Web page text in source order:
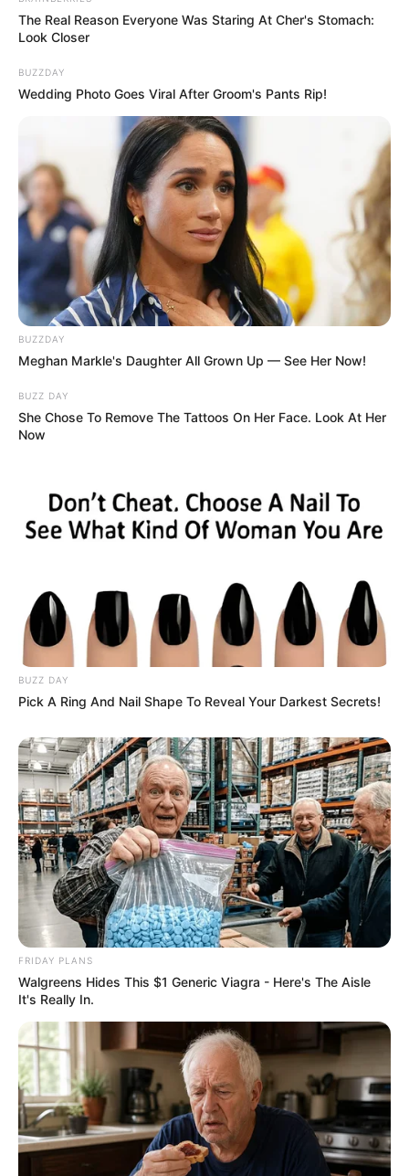
The Real Reason Everyone Was Staring At Cher's Stomach:
Look Closer
BUZZDAY
Wedding Photo Goes Viral After Groom's Pants Rip!
BUZZDAY
Meghan Markle's Daughter All Grown Up — See Her Now!
BUZZ DAY
She Chose To Remove The Tattoos On Her Face. Look At Her
Now
BUZZ DAY
Pick A Ring And Nail Shape To Reveal Your Darkest Secrets!
FRIDAY PLANS
Walgreens Hides This $1 Generic Viagra - Here's The Aisle
It's Really In.